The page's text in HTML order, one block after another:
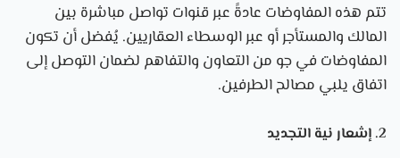
تتم هذه المفاوضات عادةً عبر قنوات تواصل مباشرة بين
المالك والمستأجر أو عبر الوسطاء العقاريين. يُفضل أن تكون
المفاوضات في جو من التعاون والتفاهم لضمان التوصل إلى
اتفاق يلبي مصالح الطرفين.
2. إشعار نية التجديد